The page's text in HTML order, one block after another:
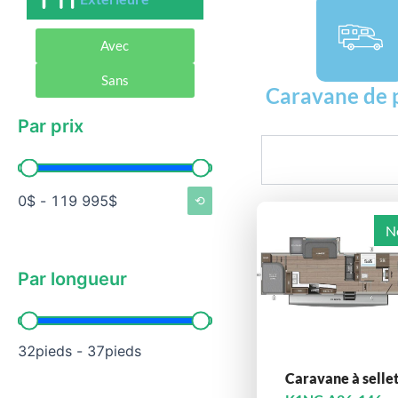
Avec
Sans
Par prix
Par prix
0$ - 119 995$ ⟲
Par longueur
Par longueur
32pieds - 37pieds
Caravane de
Caravane à